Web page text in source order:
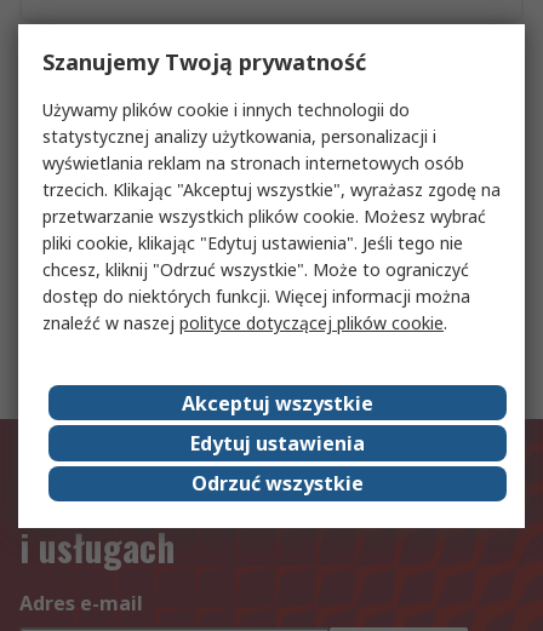
Przekaźniki bezpieczeństwa
Wyłączniki krańcowe
Przekaźniki monitorujące
Dowiedz się jako pierwszy o
naszych najnowszych produktach
i usługach
Adres e-mail
Szanujemy Twoją prywatność
Używamy plików cookie i innych technologii do
statystycznej analizy użytkowania, personalizacji i
wyświetlania reklam na stronach internetowych osób
trzecich. Klikając "Akceptuj wszystkie", wyrażasz zgodę na
przetwarzanie wszystkich plików cookie. Możesz wybrać
pliki cookie, klikając "Edytuj ustawienia". Jeśli tego nie
chcesz, kliknij "Odrzuć wszystkie". Może to ograniczyć
dostęp do niektórych funkcji. Więcej informacji można
znaleźć w naszej polityce dotyczącej plików cookie.
Akceptuj wszystkie
Edytuj ustawienia
Odrzuć wszystkie